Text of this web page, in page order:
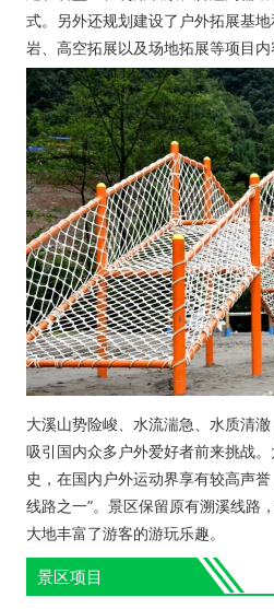
式。另外还规划建设了户外拓展基
岩、高空拓展以及场地拓展等项目内
大溪山势险峻、水流湍急、水质清
吸引国内众多户外爱好者前来挑战
史，在国内户外运动界享有较高声
线路之一”。景区保留原有溯溪线路
大地丰富了游客的游玩乐趣。
景区项目